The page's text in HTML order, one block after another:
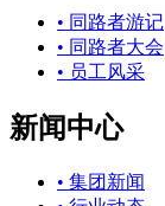
• 同路者游记
• 同路者大会
• 员工风采
新闻中心
• 集团新闻